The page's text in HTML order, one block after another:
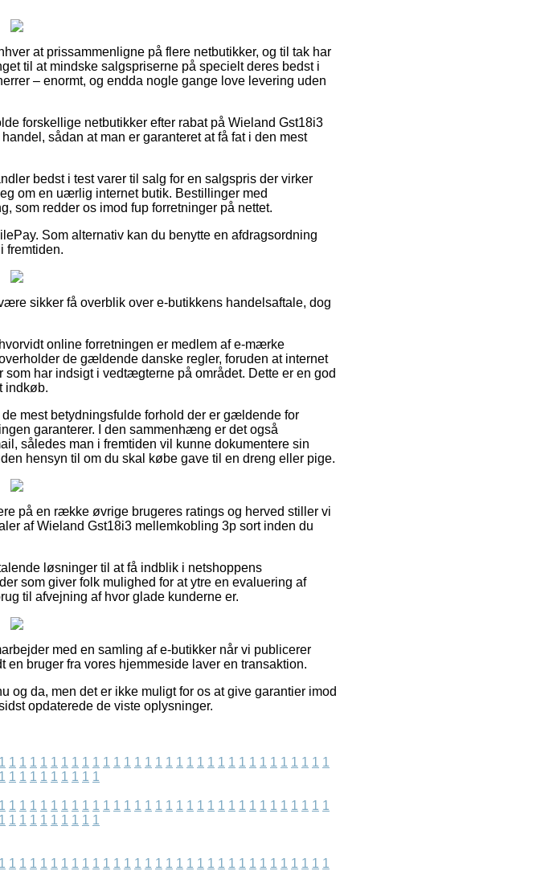
at prissammenligne på flere netbutikker, og til tak har
til at mindske salgspriserne på specielt deres bedst i
– enormt, og endda nogle gange love levering uden
forskellige netbutikker efter rabat på Wieland Gst18i3
sådan at man er garanteret at få fat i den mest
bedst i test varer til salg for en salgspris der virker
om en uærlig internet butik. Bestillinger med
som redder os imod fup forretninger på nettet.
Som alternativ kan du benytte en afdragsordning
fremtiden.
sikker få overblik over e-butikkens handelsaftale, dog
online forretningen er medlem af e-mærke
de gældende danske regler, foruden at internet
har indsigt i vedtægterne på området. Dette er en god
indkøb.
mest betydningsfulde forhold der er gældende for
garanterer. I den sammenhæng er det også
således man i fremtiden vil kunne dokumentere sin
hensyn til om du skal købe gave til en dreng eller pige.
på en række øvrige brugeres ratings og herved stiller vi
af Wieland Gst18i3 mellemkobling 3p sort inden du
løsninger til at få indblik i netshoppens
som giver folk mulighed for at ytre en evaluering af
til afvejning af hvor glade kunderne er.
med en samling af e-butikker når vi publicerer
bruger fra vores hjemmeside laver en transaktion.
og da, men det er ikke muligt for os at give garantier imod
opdaterede de viste oplysninger.
1 1 1 1 1 1 1 1 1 1 1 1 1 1 1 1 1 1 1 1 1 1 1 1 1 1 1 1 1 1 1 1
1 1 1 1 1 1 1 1 1 1
1 1 1 1 1 1 1 1 1 1 1 1 1 1 1 1 1 1 1 1 1 1 1 1 1 1 1 1 1 1 1 1
1 1 1 1 1 1 1 1 1 1
1 1 1 1 1 1 1 1 1 1 1 1 1 1 1 1 1 1 1 1 1 1 1 1 1 1 1 1 1 1 1 1